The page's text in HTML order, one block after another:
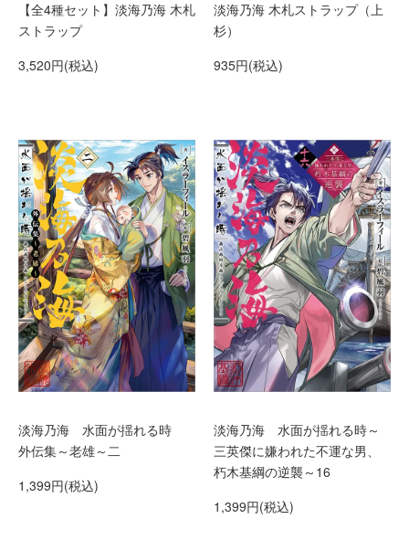
【全4種セット】淡海乃海 木札
ストラップ
3,520円(税込)
淡海乃海 木札ストラップ（上
杉）
935円(税込)
淡海乃海 水面が揺れる時
外伝集～老雄～二
1,399円(税込)
淡海乃海 水面が揺れる時～
三英傑に嫌われた不運な男、
朽木基綱の逆襲～16
1,399円(税込)